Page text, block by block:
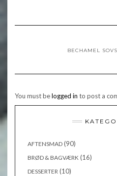
BECHAMEL
You must belogged in to post a
AFTENSMAD (90)
BRØD & BAGVÆRK (16)
DESSERTER (10)